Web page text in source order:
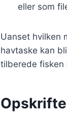
eller som
Uanset hvilken
havtaske kan
tilberede fisken